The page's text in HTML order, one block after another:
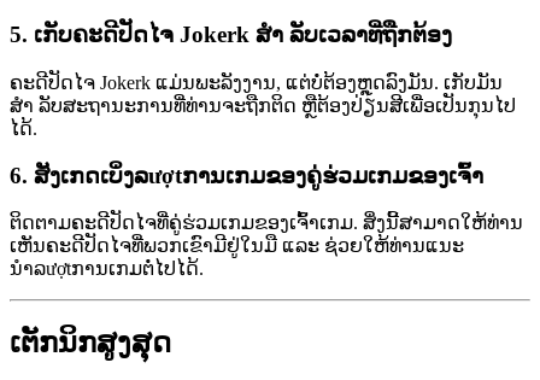
5. ເກັບຄະດີປັດໄຈ Jokerk ສຳ ລັບເວລາທີ່ຖືກຕ້ອງ
ຄະດີປັດໄຈ Jokerk ແມ່ນພະລັງງານ, ແຕ່ບໍ່ຕ້ອງຫຼຸດລົງມັນ. ເກັບມັນ
ສຳ ລັບສະຖານະການທີ່ທ່ານຈະຖືກຕິດ ຫຼືຕ້ອງປ່ຽນສີເພື່ອເປັນກຸນໄປ
ໄດ້.
6. ສັງເກດເບິ່ງລượtການເກມຂອງຄູ່ຮ່ວມເກມຂອງເຈົ້າ
ຕິດຕາມຄະດີປັດໄຈທີ່ຄູ່ຮ່ວມເກມຂອງເຈົ້າເກມ. ສິ່ງນີ້ສາມາດໃຫ້ທ່ານ
ເຫັນຄະດີປັດໄຈທີ່ພວກເຂົາມີຢູ່ໃນມື ແລະ ຊ່ວຍໃຫ້ທ່ານແນະ
ນໍາລượtການເກມຕໍ່ໄປໄດ້.
ເຕັກນິກສູງສຸດ